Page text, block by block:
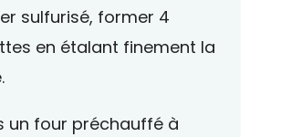
sulfurisé, former 4
en étalant finement la
un four préchauffé à